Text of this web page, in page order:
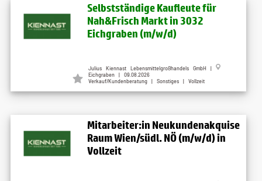
Selbstständige Kaufleute für
Nah&Frisch Markt in 3032
Eichgraben (m/w/d)
Julius Kiennast Lebensmittelgroßhandels GmbH |
Eichgraben | 09.08.2026
Verkauf/Kundenberatung | Sonstiges | Vollzeit
Mitarbeiter:in Neukundenakquise
Raum Wien/südl. NÖ (m/w/d) in
Vollzeit